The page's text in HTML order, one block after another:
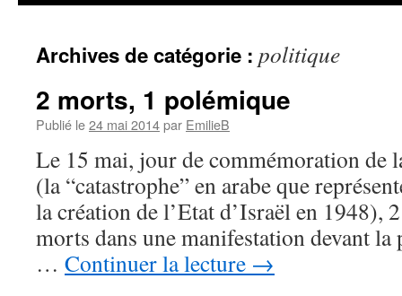
Archives de catégorie : politique
2 morts, 1 polémique
Publié le24 mai 2014par EmilieB
Le 15 mai, jour de commémoration de
(la “catastrophe” en arabe que
la création de l’Etat d’Israël en 1948),
morts dans une manifestation devant la
… Continuer la lecture →